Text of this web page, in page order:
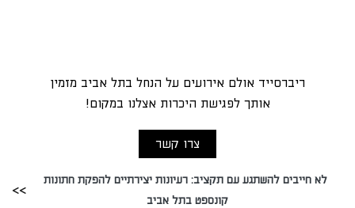
ריברסייד אולם אירועים על הנחל בתל אביב מזמין
אותך לפגישת היכרות אצלנו במקום!
צרו קשר
לא חייבים להשתגע עם תקציב: רעיונות יצירתיים להפקת חתונות
קונספט בתל אביב